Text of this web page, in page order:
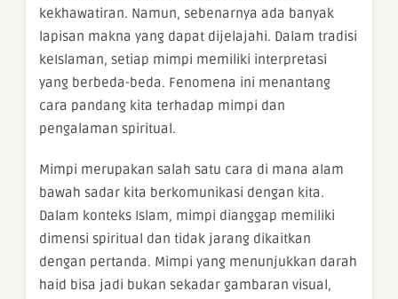
kekhawatiran. Namun, sebenarnya ada banyak
lapisan makna yang dapat dijelajahi. Dalam tradisi
keIslaman, setiap mimpi memiliki interpretasi
yang berbeda-beda. Fenomena ini menantang
cara pandang kita terhadap mimpi dan
pengalaman spiritual.
Mimpi merupakan salah satu cara di mana alam
bawah sadar kita berkomunikasi dengan kita.
Dalam konteks Islam, mimpi dianggap memiliki
dimensi spiritual dan tidak jarang dikaitkan
dengan pertanda. Mimpi yang menunjukkan darah
haid bisa jadi bukan sekadar gambaran visual,